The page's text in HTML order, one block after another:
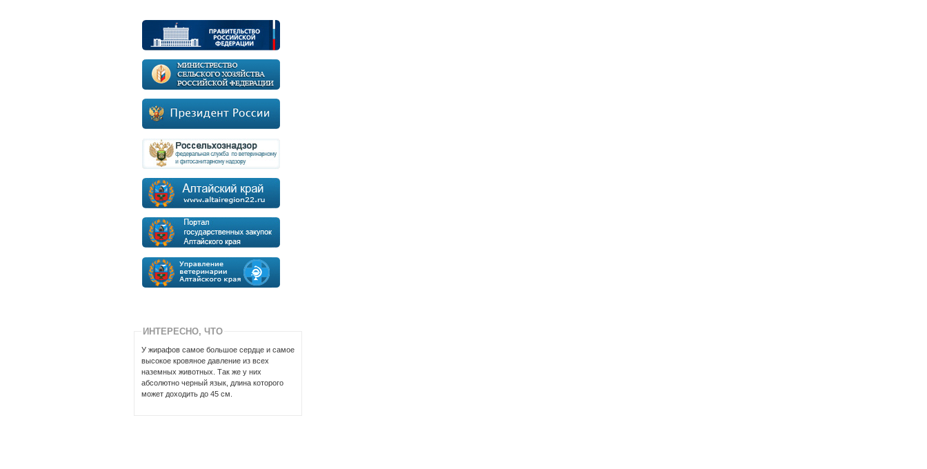
ИНТЕРЕСНО, ЧТО
У жирафов самое большое сердце и самое
высокое кровяное давление из всех
наземных животных. Так же у них
абсолютно черный язык, длина которого
может доходить до 45 см.